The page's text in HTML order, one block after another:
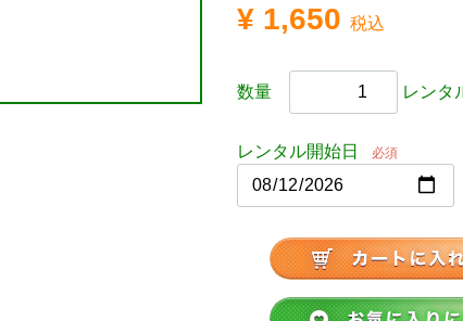
¥ 1,650 税込
数量 レンタ
レンタル開始日 必須